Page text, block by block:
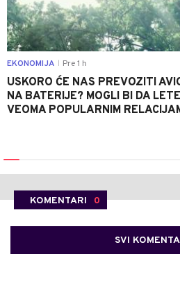
EKONOMIJA Pre 1 h
USKORO ĆE NAS PREVOZITI
NA BATERIJE? MOGLI BI DA
VEOMA POPULARNIM
KOMENTARI 0
SVI